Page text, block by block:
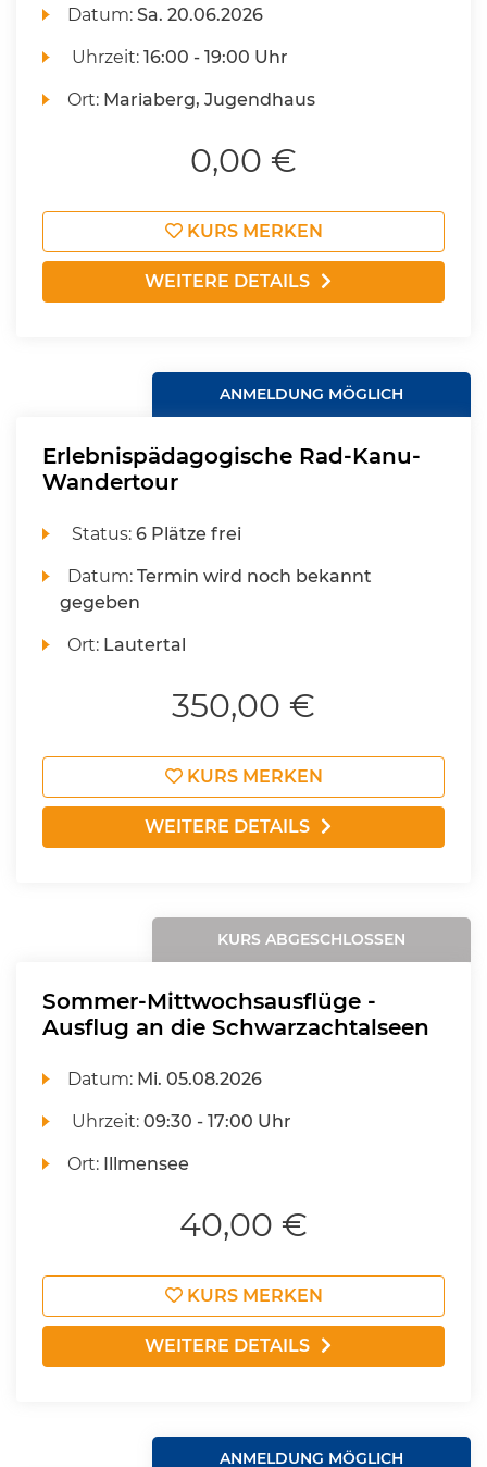
Datum:Sa. 20.06.2026
Uhrzeit:16:00 - 19:00 Uhr
Ort: Mariaberg, Jugendhaus
0,00 €
KURS MERKEN
WEITERE DETAILS
ANMELDUNG MÖGLICH
Erlebnispädagogische Rad-Kanu-
Wandertour
Status:6 Plätze frei
Datum:Termin wird noch bekannt
gegeben
Ort: Lautertal
350,00 €
KURS MERKEN
WEITERE DETAILS
KURS ABGESCHLOSSEN
Sommer-Mittwochsausflüge -
Ausflug an die Schwarzachtalseen
Datum: Mi. 05.08.2026
Uhrzeit:09:30 - 17:00 Uhr
Ort: Illmensee
40,00 €
KURS MERKEN
WEITERE DETAILS
ANMELDUNG MÖGLICH